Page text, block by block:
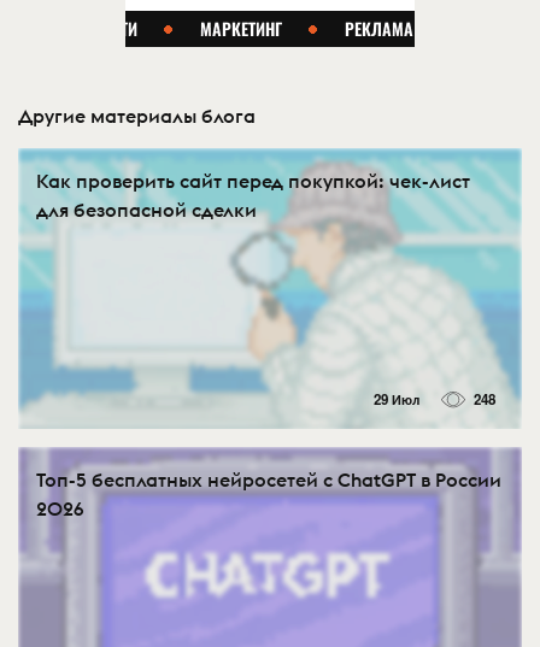
Другие материалы блога
Как проверить сайт перед покупкой: чек-лист
для безопасной сделки
29 Июл 248
Топ-5 бесплатных нейросетей с ChatGPT в России
2026